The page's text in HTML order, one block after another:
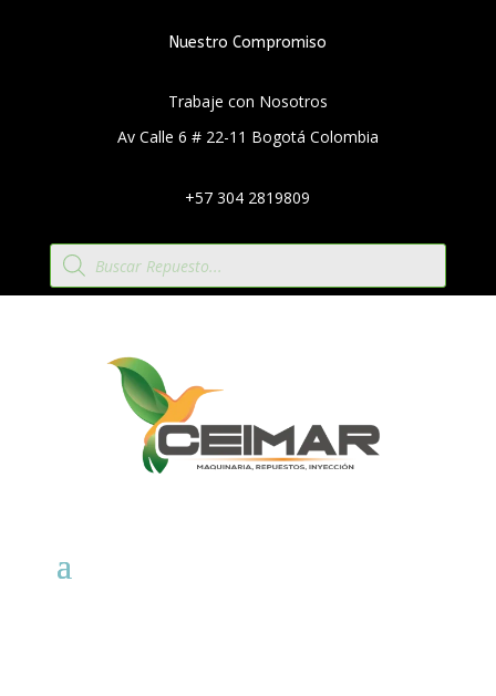
Nuestro Compromiso
Trabaje con Nosotros
Av Calle 6 # 22-11 Bogotá Colombia
+57 304 2819809
Búsqueda
de
productos